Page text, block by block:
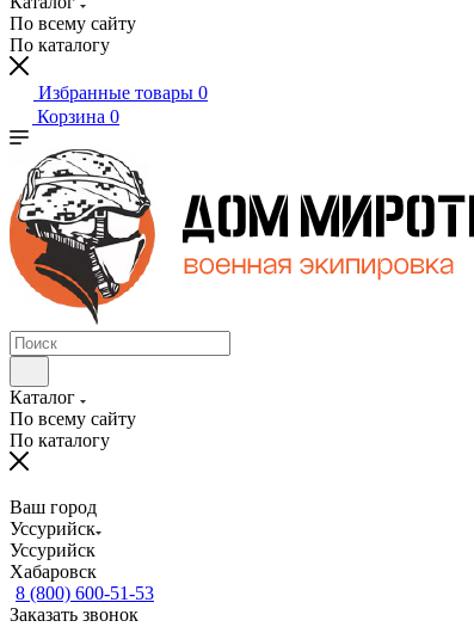
По всему сайту
По каталогу
Избранные товары 0
Корзина 0
Каталог
По всему сайту
По каталогу
Ваш город
Уссурийск
Уссурийск
Хабаровск
8 (800) 600-51-53
Заказать звонок